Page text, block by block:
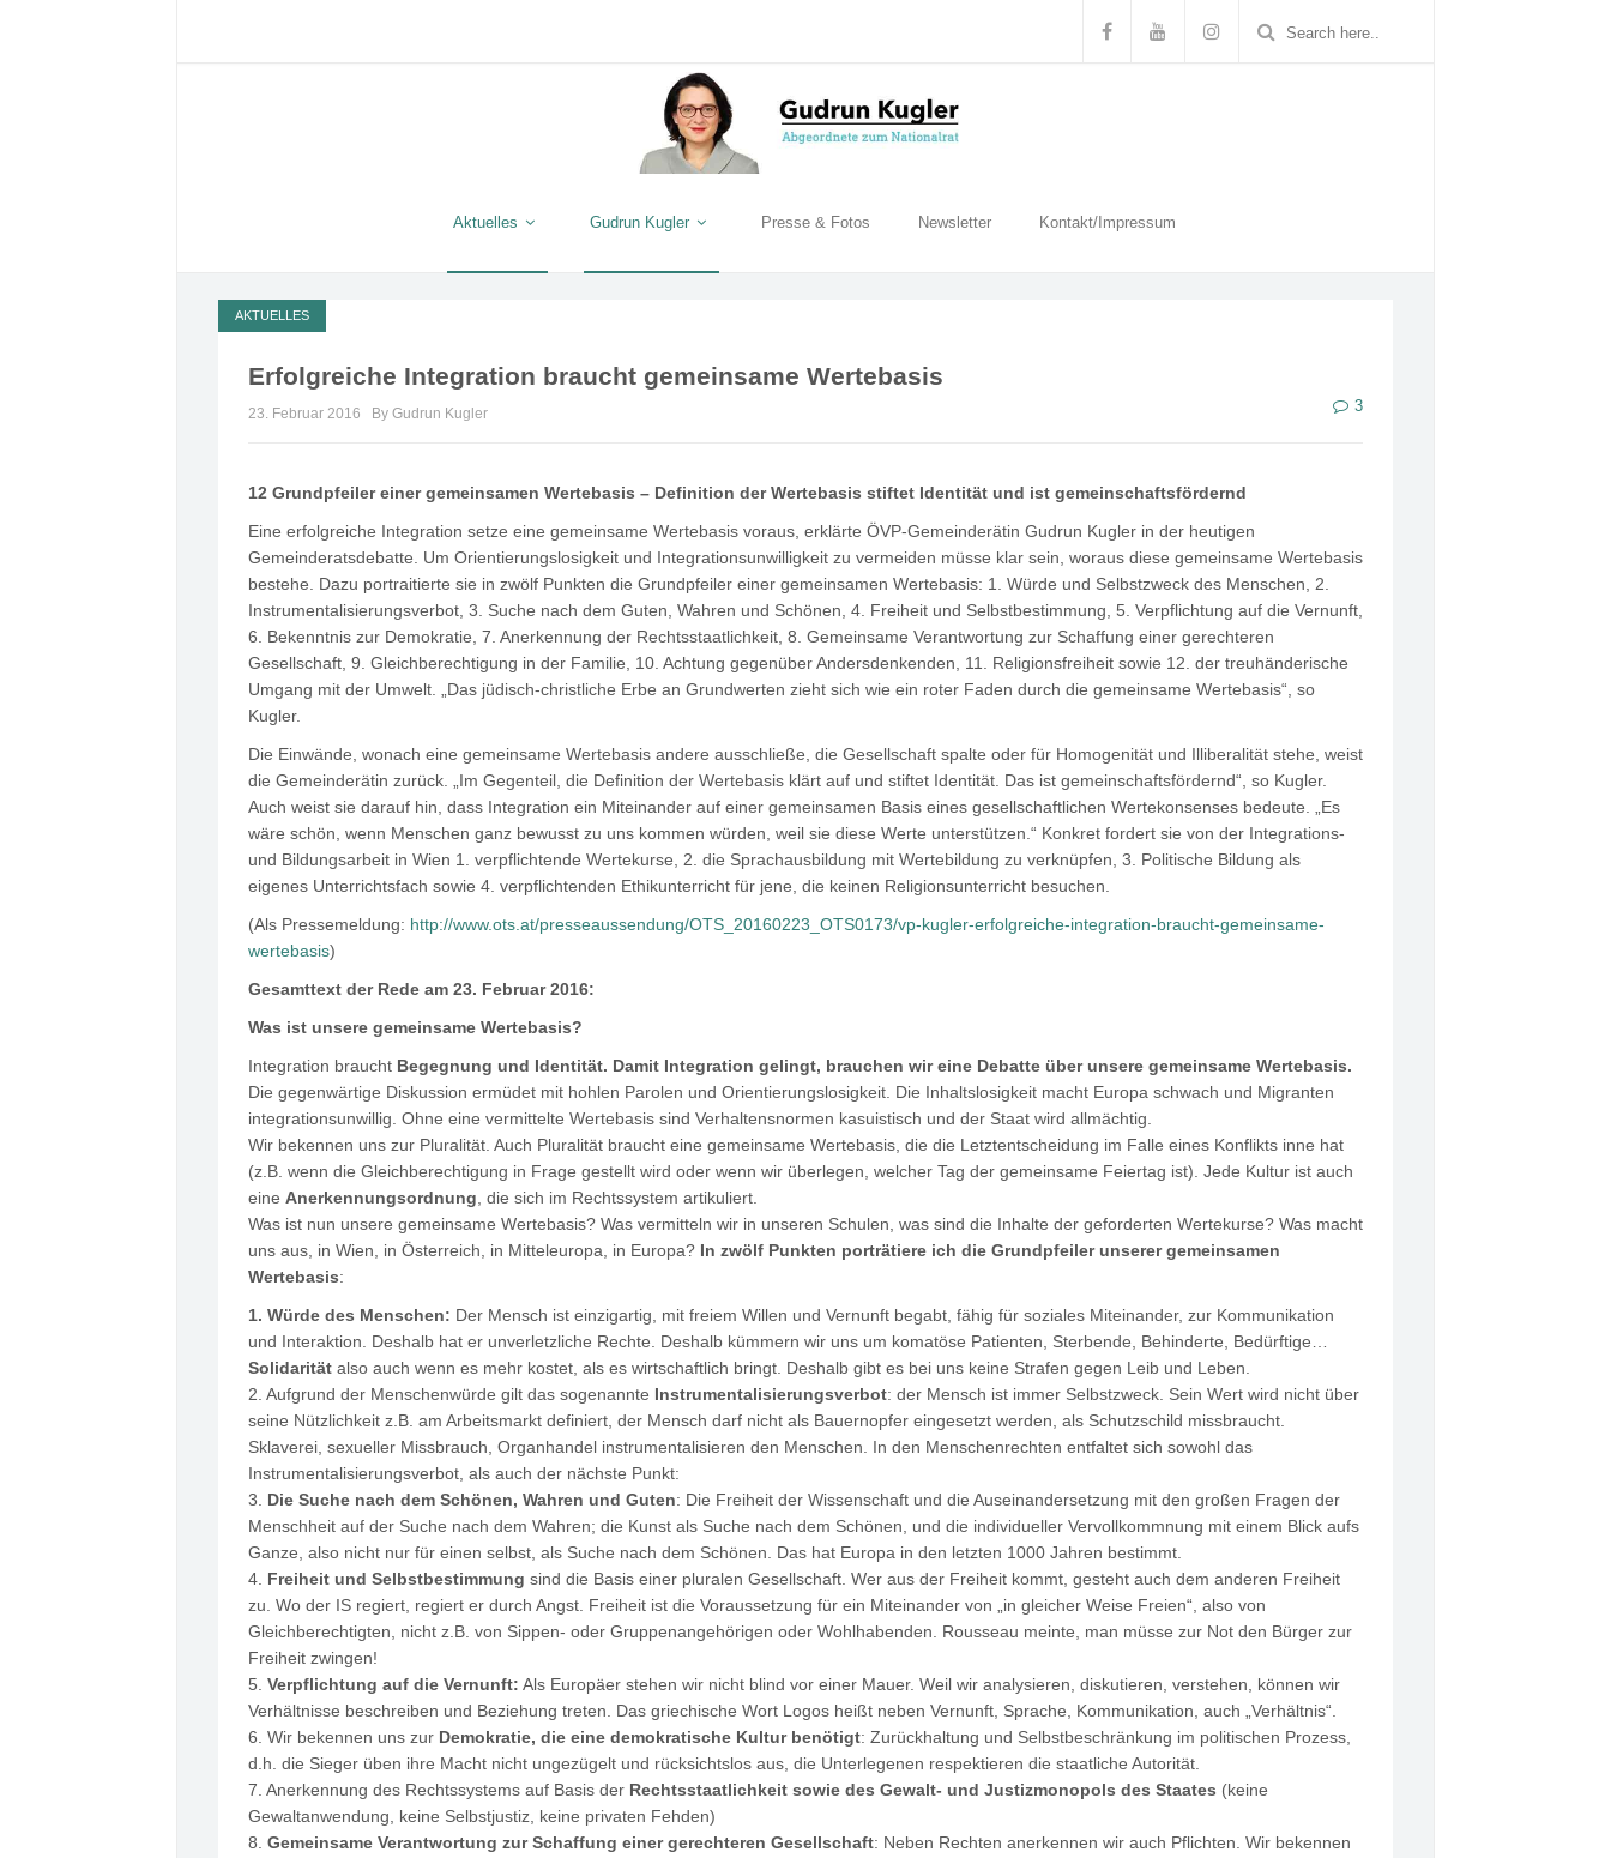
Aktuelles Gudrun Kugler Presse & Fotos Newsletter Kontakt/Impressum
AKTUELLES
Erfolgreiche Integration braucht gemeinsame Wertebasis
23. Februar 2016 By Gudrun Kugler 3
12 Grundpfeiler einer gemeinsamen Wertebasis – Definition der Wertebasis stiftet Identität und ist gemeinschaftsfördernd
Eine erfolgreiche Integration setze eine gemeinsame Wertebasis voraus, erklärte ÖVP-Gemeinderätin Gudrun Kugler in der heutigen
Gemeinderatsdebatte. Um Orientierungslosigkeit und Integrationsunwilligkeit zu vermeiden müsse klar sein, woraus diese gemeinsame Wertebasis
bestehe. Dazu portraitierte sie in zwölf Punkten die Grundpfeiler einer gemeinsamen Wertebasis: 1. Würde und Selbstzweck des Menschen, 2.
Instrumentalisierungsverbot, 3. Suche nach dem Guten, Wahren und Schönen, 4. Freiheit und Selbstbestimmung, 5. Verpflichtung auf die Vernunft,
6. Bekenntnis zur Demokratie, 7. Anerkennung der Rechtsstaatlichkeit, 8. Gemeinsame Verantwortung zur Schaffung einer gerechteren
Gesellschaft, 9. Gleichberechtigung in der Familie, 10. Achtung gegenüber Andersdenkenden, 11. Religionsfreiheit sowie 12. der treuhänderische
Umgang mit der Umwelt. „Das jüdisch-christliche Erbe an Grundwerten zieht sich wie ein roter Faden durch die gemeinsame Wertebasis“, so
Kugler.
Die Einwände, wonach eine gemeinsame Wertebasis andere ausschließe, die Gesellschaft spalte oder für Homogenität und Illiberalität stehe, weist
die Gemeinderätin zurück. „Im Gegenteil, die Definition der Wertebasis klärt auf und stiftet Identität. Das ist gemeinschaftsfördernd“, so Kugler.
Auch weist sie darauf hin, dass Integration ein Miteinander auf einer gemeinsamen Basis eines gesellschaftlichen Wertekonsenses bedeute. „Es
wäre schön, wenn Menschen ganz bewusst zu uns kommen würden, weil sie diese Werte unterstützen.“ Konkret fordert sie von der Integrations-
und Bildungsarbeit in Wien 1. verpflichtende Wertekurse, 2. die Sprachausbildung mit Wertebildung zu verknüpfen, 3. Politische Bildung als
eigenes Unterrichtsfach sowie 4. verpflichtenden Ethikunterricht für jene, die keinen Religionsunterricht besuchen.
(Als Pressemeldung: http://www.ots.at/presseaussendung/OTS_20160223_OTS0173/vp-kugler-erfolgreiche-integration-braucht-gemeinsame-
wertebasis)
Gesamttext der Rede am 23. Februar 2016:
Was ist unsere gemeinsame Wertebasis?
Integration braucht Begegnung und Identität. Damit Integration gelingt, brauchen wir eine Debatte über unsere gemeinsame Wertebasis.
Die gegenwärtige Diskussion ermüdet mit hohlen Parolen und Orientierungslosigkeit. Die Inhaltslosigkeit macht Europa schwach und Migranten
integrationsunwillig. Ohne eine vermittelte Wertebasis sind Verhaltensnormen kasuistisch und der Staat wird allmächtig.
Wir bekennen uns zur Pluralität. Auch Pluralität braucht eine gemeinsame Wertebasis, die die Letztentscheidung im Falle eines Konflikts inne hat
(z.B. wenn die Gleichberechtigung in Frage gestellt wird oder wenn wir überlegen, welcher Tag der gemeinsame Feiertag ist). Jede Kultur ist auch
eine Anerkennungsordnung , die sich im Rechtssystem artikuliert.
Was ist nun unsere gemeinsame Wertebasis? Was vermitteln wir in unseren Schulen, was sind die Inhalte der geforderten Wertekurse? Was macht
uns aus, in Wien, in Österreich, in Mitteleuropa, in Europa? In zwölf Punkten porträtiere ich die Grundpfeiler unserer gemeinsamen
Wertebasis:
1. Würde des Menschen: Der Mensch ist einzigartig, mit freiem Willen und Vernunft begabt, fähig für soziales Miteinander, zur Kommunikation
und Interaktion. Deshalb hat er unverletzliche Rechte. Deshalb kümmern wir uns um komatöse Patienten, Sterbende, Behinderte, Bedürftige…
Solidarität also auch wenn es mehr kostet, als es wirtschaftlich bringt. Deshalb gibt es bei uns keine Strafen gegen Leib und Leben.
2. Aufgrund der Menschenwürde gilt das sogenannte Instrumentalisierungsverbot: der Mensch ist immer Selbstzweck. Sein Wert wird nicht über
seine Nützlichkeit z.B. am Arbeitsmarkt definiert, der Mensch darf nicht als Bauernopfer eingesetzt werden, als Schutzschild missbraucht.
Sklaverei, sexueller Missbrauch, Organhandel instrumentalisieren den Menschen. In den Menschenrechten entfaltet sich sowohl das
Instrumentalisierungsverbot, als auch der nächste Punkt:
3. Die Suche nach dem Schönen, Wahren und Guten: Die Freiheit der Wissenschaft und die Auseinandersetzung mit den großen Fragen der
Menschheit auf der Suche nach dem Wahren; die Kunst als Suche nach dem Schönen, und die individueller Vervollkommnung mit einem Blick aufs
Ganze, also nicht nur für einen selbst, als Suche nach dem Schönen. Das hat Europa in den letzten 1000 Jahren bestimmt.
4. Freiheit und Selbstbestimmung sind die Basis einer pluralen Gesellschaft. Wer aus der Freiheit kommt, gesteht auch dem anderen Freiheit
zu. Wo der IS regiert, regiert er durch Angst. Freiheit ist die Voraussetzung für ein Miteinander von „in gleicher Weise Freien“, also von
Gleichberechtigten, nicht z.B. von Sippen- oder Gruppenangehörigen oder Wohlhabenden. Rousseau meinte, man müsse zur Not den Bürger zur
Freiheit zwingen!
5. Verpflichtung auf die Vernunft: Als Europäer stehen wir nicht blind vor einer Mauer. Weil wir analysieren, diskutieren, verstehen, können wir
Verhältnisse beschreiben und Beziehung treten. Das griechische Wort Logos heißt neben Vernunft, Sprache, Kommunikation, auch „Verhältnis“.
6. Wir bekennen uns zur Demokratie, die eine demokratische Kultur benötigt: Zurückhaltung und Selbstbeschränkung im politischen Prozess,
d.h. die Sieger üben ihre Macht nicht ungezügelt und rücksichtslos aus, die Unterlegenen respektieren die staatliche Autorität.
7. Anerkennung des Rechtssystems auf Basis der Rechtsstaatlichkeit sowie des Gewalt- und Justizmonopols des Staates (keine
Gewaltanwendung, keine Selbstjustiz, keine privaten Fehden)
8. Gemeinsame Verantwortung zur Schaffung einer gerechteren Gesellschaft: Neben Rechten anerkennen wir auch Pflichten. Wir bekennen